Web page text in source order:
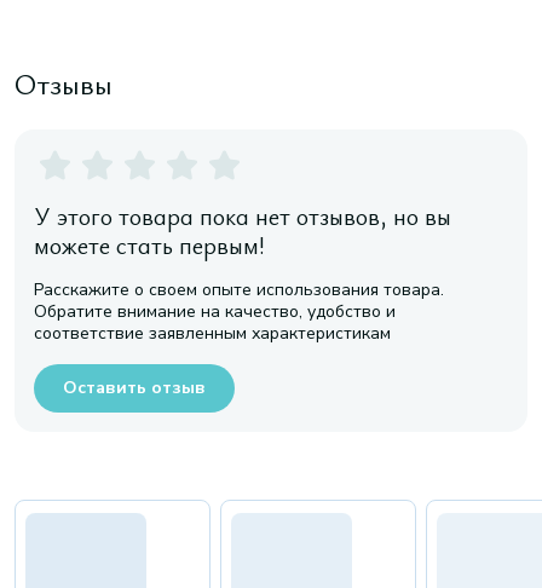
Отзывы
У этого товара пока нет отзывов, но вы
можете стать первым!
Расскажите о своем опыте использования товара.
Обратите внимание на качество, удобство и
соответствие заявленным характеристикам
Оставить отзыв